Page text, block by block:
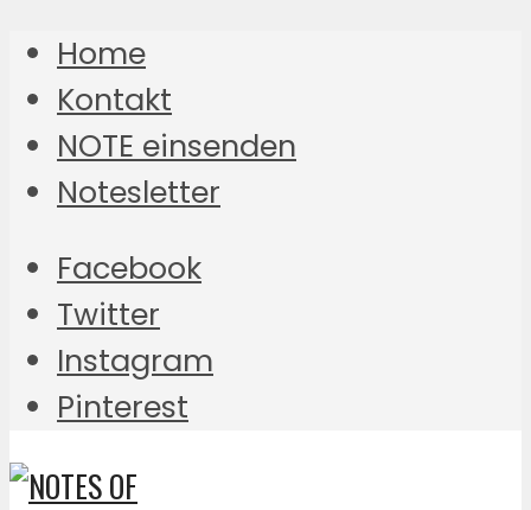
Home
Kontakt
NOTE einsenden
Notesletter
Facebook
Twitter
Instagram
Pinterest